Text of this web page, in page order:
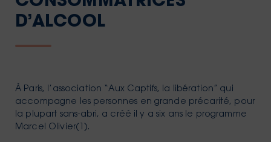
D’ALCOOL
À Paris, l’association “Aux Captifs, la libération” qui
accompagne les personnes en grande précarité, pour
la plupart sans-abri, a créé il y a six ans le programme
Marcel Olivier(1).